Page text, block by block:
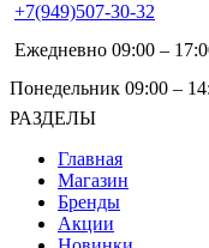
+7(949)507-30-32
Ежедневно 09:00 –
Понедельник 09:00 –
РАЗДЕЛЫ
Главная
Магазин
Бренды
Акции